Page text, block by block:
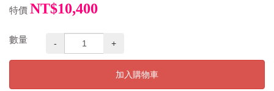
特價 NT$10,400
數量 - +
加入購物車